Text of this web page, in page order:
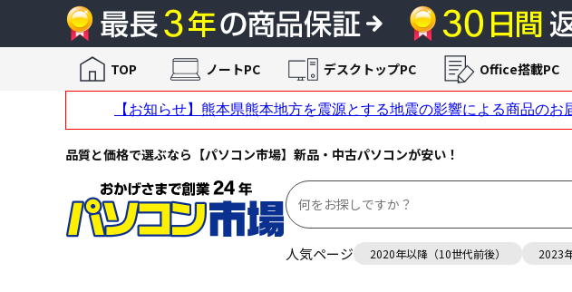
品質と価格で選ぶなら【パソコン市場】新品・中古パソコンが安い！
人気ページ 2020年以降（10世代前後） 2023
TOP ノートPC デスクトップPC Office搭載PC